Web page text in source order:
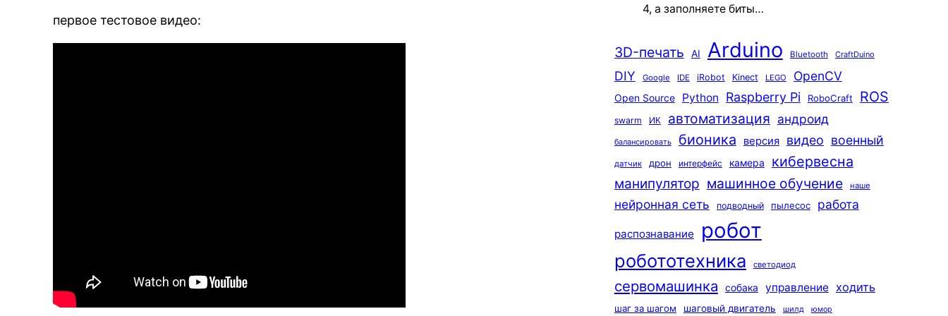
первое тестовое видео:
4, а заполняете биты…
3D-печать AI Arduino Bluetooth CraftDuino
DIY Google IDE iRobot Kinect LEGO OpenCV
Open Source Python Raspberry Pi RoboCraft ROS
swarm ИК автоматизация андроид
балансировать бионика версия видео военный
датчик дрон интерфейс камера кибервесна
манипулятор машинное обучение наше
нейронная сеть подводный пылесос работа
распознавание робот
робототехника светодиод
сервомашинка собака управление ходить
шаг за шагом шаговый двигатель шилд юмор